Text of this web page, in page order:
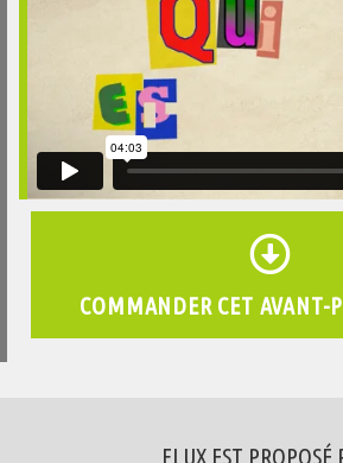
COMMANDER CET AVANT-
FLUX EST PROPOSÉ